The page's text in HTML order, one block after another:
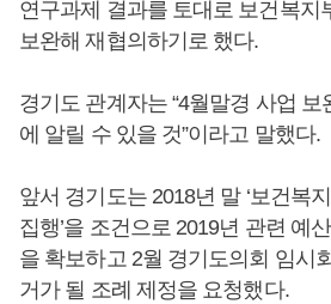
연구과제 결과를 토대로 보건복지
보완해 재협의하기로 했다.
경기도 관계자는 “4월말경 사업
에 알릴 수 있을 것”이라고 말했다.
앞서 경기도는 2018년 말 ‘보건복
집행’을 조건으로 2019년 관련 예
을 확보하고 2월 경기도의회 임시
거가 될 조례 제정을 요청했다.